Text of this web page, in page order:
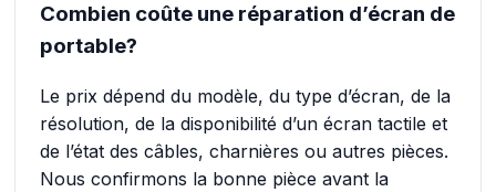
Combien coûte une réparation d’écran de
portable?
Le prix dépend du modèle, du type d’écran, de la
résolution, de la disponibilité d’un écran tactile et
de l’état des câbles, charnières ou autres pièces.
Nous confirmons la bonne pièce avant la